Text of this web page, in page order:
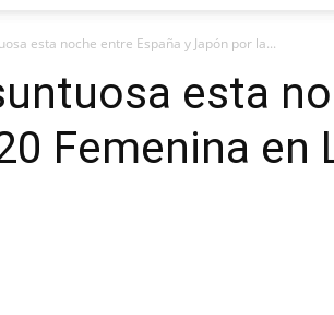
esta noche entre España y Japón por la...
esta
Femenina en